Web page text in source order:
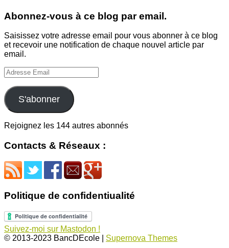
Abonnez-vous à ce blog par email.
Saisissez votre adresse email pour vous abonner à ce blog
et recevoir une notification de chaque nouvel article par
email.
Adresse
Email
S'abonner
Rejoignez les 144 autres abonnés
Contacts & Réseaux :
Politique de confidentiualité
Suivez-moi sur Mastodon !
© 2013-2023 BancDEcole
Supernova Themes